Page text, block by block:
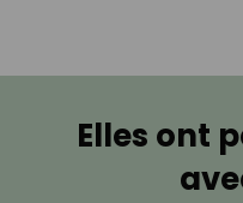
Elles ont